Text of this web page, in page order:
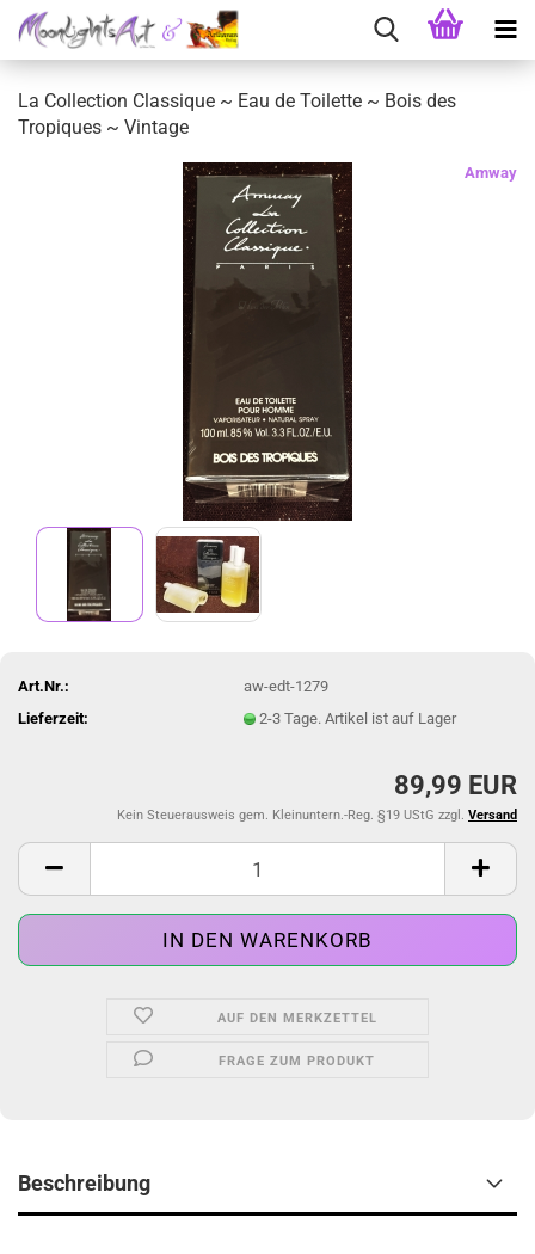
La Collection Classique ~ Eau de Toilette ~ Bois des
Tropiques ~ Vintage
Amway
Art.Nr.:
aw-edt-1279
Lieferzeit:
2-3 Tage. Artikel ist auf Lager
89,99 EUR
Kein Steuerausweis gem. Kleinuntern.-Reg. §19 UStG zzgl. Versand
AUF DEN MERKZETTEL
FRAGE ZUM PRODUKT
Beschreibung